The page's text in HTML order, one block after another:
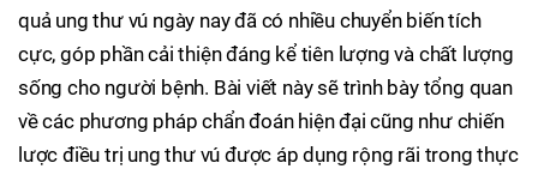
quả ung thư vú ngày nay đã có nhiều chuyển biến tích
cực, góp phần cải thiện đáng kể tiên lượng và chất lượng
sống cho người bệnh. Bài viết này sẽ trình bày tổng quan
về các phương pháp chẩn đoán hiện đại cũng như chiến
lược điều trị ung thư vú được áp dụng rộng rãi trong thực